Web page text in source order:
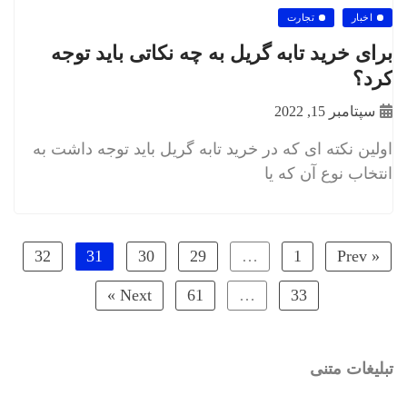
اخبار تجارت
برای خرید تابه گریل به چه نکاتی باید توجه
کرد؟
سپتامبر 15, 2022
اولین نکته ای که در خرید تابه گریل باید توجه داشت به
انتخاب نوع آن که یا
« Prev
1
…
29
30
31
32
33
…
61
Next »
تبلیغات متنی